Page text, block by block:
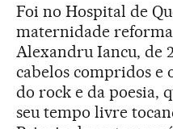
Foi no Hospital de
maternidade
Alexandru Iancu, de
cabelos compridos e
do rock e da poesia,
seu tempo livre